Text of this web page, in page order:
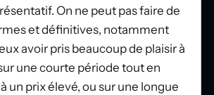
On ne peut pas faire de
et définitives, notamment
avoir pris beaucoup de plaisir à
une courte période tout en
un prix élevé, ou sur une longue